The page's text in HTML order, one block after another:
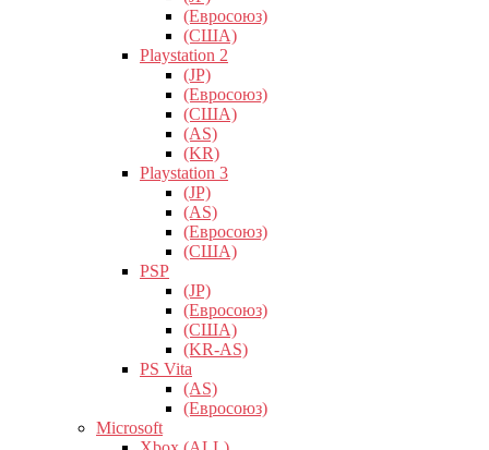
(Евросоюз)
(США)
Playstation 2
(JP)
(Евросоюз)
(США)
(AS)
(KR)
Playstation 3
(JP)
(AS)
(Евросоюз)
(США)
PSP
(JP)
(Евросоюз)
(США)
(KR-AS)
PS Vita
(AS)
(Евросоюз)
Microsoft